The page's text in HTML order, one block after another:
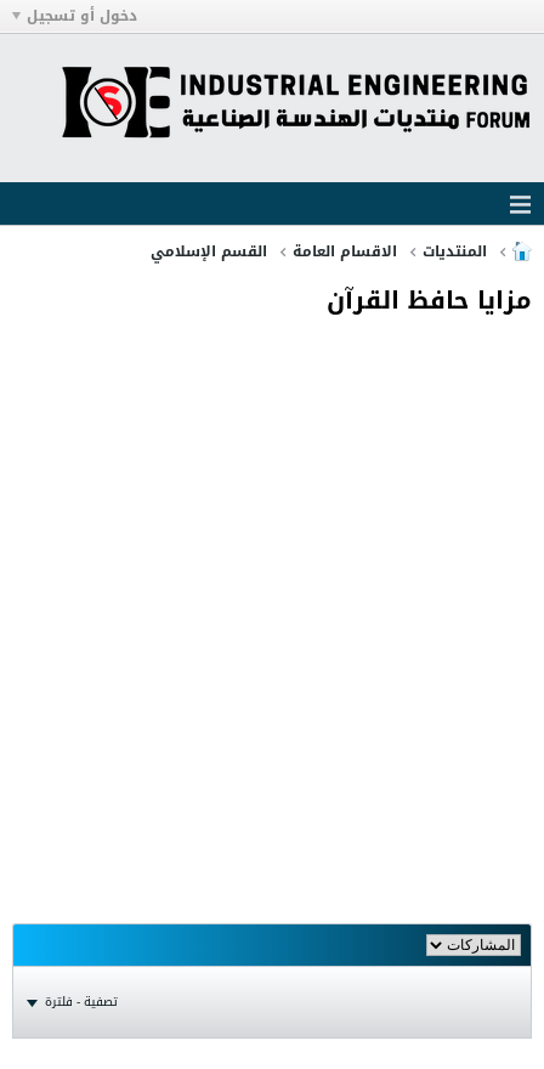
دخول أو تسجيل
المنتديات الاقسام العامة القسم الإسلامي
مزايا حافظ القرآن
تصفية - فلترة